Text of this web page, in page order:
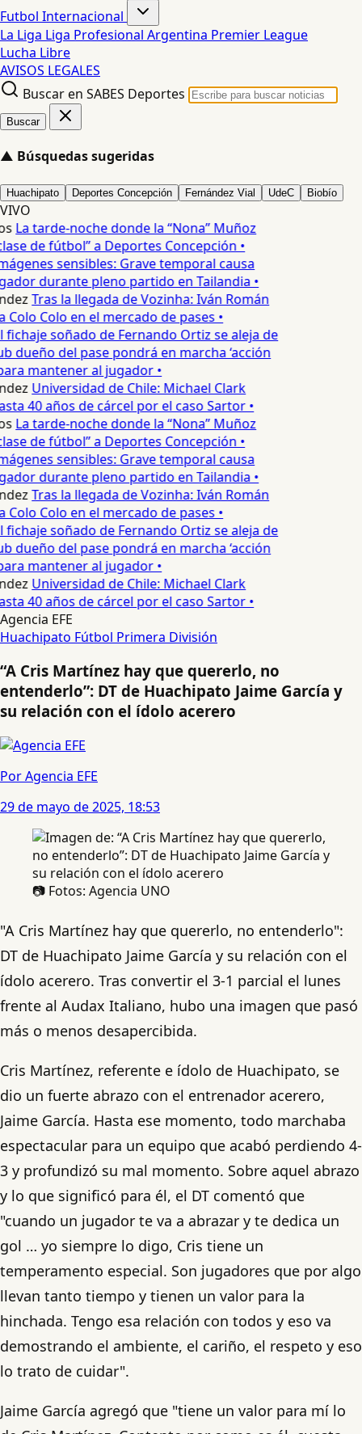
Futbol Internacional
La Liga Liga Profesional Argentina Premier League
Lucha Libre
AVISOS LEGALES
Buscar en SABES Deportes
Buscar
▲ Búsquedas sugeridas
Huachipato Deportes Concepción Fernández Vial UdeC Biobío
VIVO
La tarde-noche donde la “Nona” Muñoz
de fútbol” a Deportes Concepción •
sensibles: Grave temporal causa
durante pleno partido en Tailandia •
Tras la llegada de Vozinha: Iván Román
Colo en el mercado de pases •
fichaje soñado de Fernando Ortiz se aleja de
dueño del pase pondrá en marcha ‘acción
mantener al jugador •
Universidad de Chile: Michael Clark
40 años de cárcel por el caso Sartor •
La tarde-noche donde la “Nona” Muñoz
de fútbol” a Deportes Concepción •
sensibles: Grave temporal causa
durante pleno partido en Tailandia •
Tras la llegada de Vozinha: Iván Román
Colo en el mercado de pases •
fichaje soñado de Fernando Ortiz se aleja de
dueño del pase pondrá en marcha ‘acción
mantener al jugador •
Universidad de Chile: Michael Clark
40 años de cárcel por el caso Sartor •
Agencia EFE
Huachipato Fútbol Primera División
“A Cris Martínez hay que quererlo, no
entenderlo”: DT de Huachipato Jaime García y
su relación con el ídolo acerero
Por Agencia EFE
29 de mayo de 2025, 18:53
📷 Fotos: Agencia UNO
"A Cris Martínez hay que quererlo, no entenderlo":
DT de Huachipato Jaime García y su relación con el
ídolo acerero. Tras convertir el 3-1 parcial el lunes
frente al Audax Italiano, hubo una imagen que pasó
más o menos desapercibida.
Cris Martínez, referente e ídolo de Huachipato, se
dio un fuerte abrazo con el entrenador acerero,
Jaime García. Hasta ese momento, todo marchaba
espectacular para un equipo que acabó perdiendo 4-
3 y profundizó su mal momento. Sobre aquel abrazo
y lo que significó para él, el DT comentó que
"cuando un jugador te va a abrazar y te dedica un
gol … yo siempre lo digo, Cris tiene un
temperamento especial. Son jugadores que por algo
llevan tanto tiempo y tienen un valor para la
hinchada. Tengo esa relación con todos y eso va
demostrando el ambiente, el cariño, el respeto y eso
lo trato de cuidar".
Jaime García agregó que "tiene un valor para mí lo